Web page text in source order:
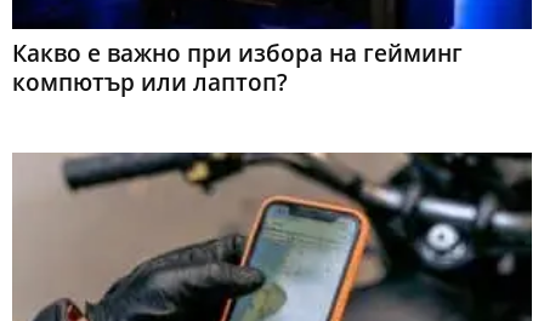
Какво е важно при избора на гейминг
компютър или лаптоп?